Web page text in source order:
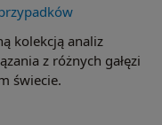
kolekcją analiz
z różnych gałęzi
świecie.